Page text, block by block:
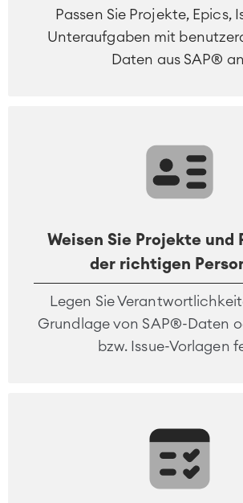
Test Management
Technische
Asset
Omnichannel
Industrielle
Project &
Zeiterfassung,
LMS / eLearning
ERP Solutions
Knowledge &
Enterprise Wiki
Meetings
Passen Sie Projekte, Epics,
Unteraufgaben mit
Daten aus SAP®
Weisen Sie Projekte und
der richtigen
Legen Sie
Grundlage von SAP®-Daten
bzw. Issue-Vorlagen